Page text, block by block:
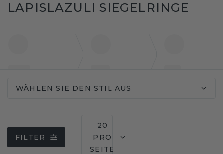
LAPISLAZULI SIEGELRINGE
WÄHLEN SIE DEN STIL AUS
FILTER
20
PRO
SEITE